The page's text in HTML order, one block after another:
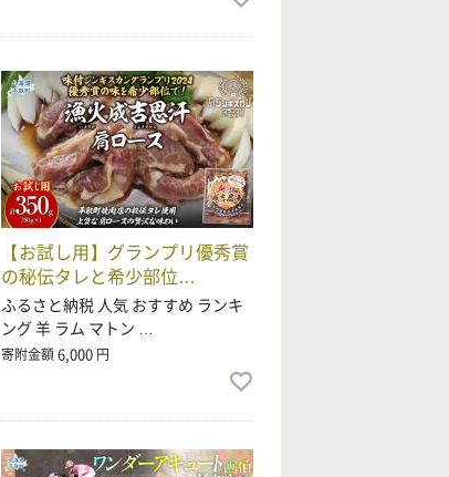
【お試し用】グランプリ優秀賞
の秘伝タレと希少部位…
ふるさと納税 人気 おすすめ ランキ
ング 羊 ラム マトン …
寄附金額6,000 円